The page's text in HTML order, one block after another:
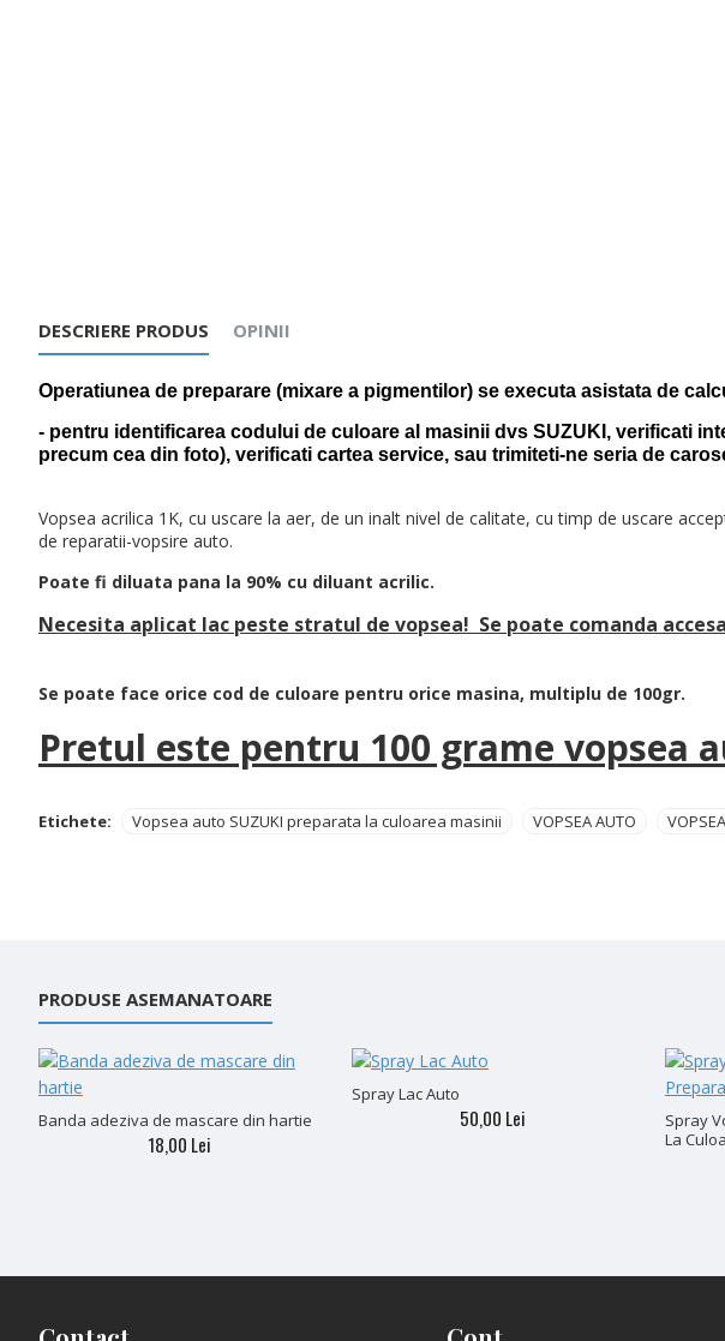
DESCRIERE PRODUS OPINII
Operatiunea de preparare (mixare a pigmentilor) se executa asistata de
- pentru identificarea codului de culoare al masinii dvs SUZUKI, verificati
precum cea din foto), verificati cartea service, sau trimiteti-ne seria de
Vopsea acrilica 1K, cu uscare la aer, de un inalt nivel de calitate, cu timp de uscare
de reparatii-vopsire auto.
Poate fi diluata pana la 90% cu diluant acrilic.
Necesita aplicat lac peste stratul de vopsea! Se poate comanda
Se poate face orice cod de culoare pentru orice masina, multiplu de 100gr.
Pretul este pentru 100 grame vopsea
Etichete: Vopsea auto SUZUKI preparata la culoarea masinii VOPSEA AUTO
PRODUSE ASEMANATOARE
Banda adeziva de mascare din hartie
18,00 Lei
Spray Lac Auto
50,00 Lei
Spray
La